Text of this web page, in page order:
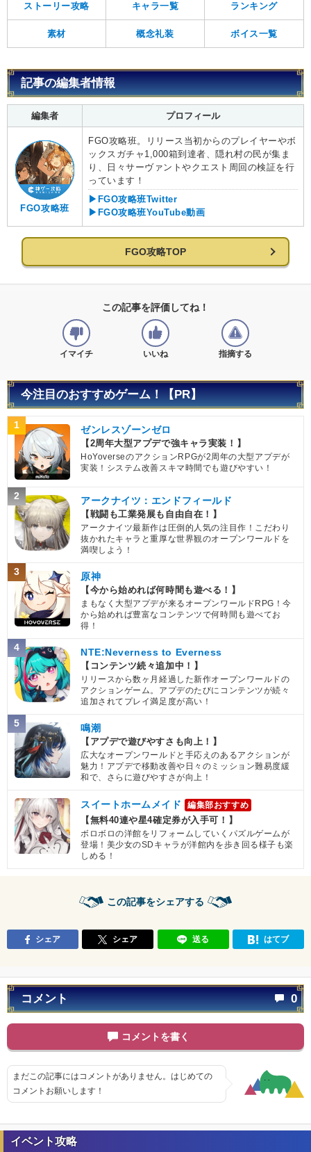
ストーリー攻略 キャラ一覧 ランキング
素材 概念礼装 ボイス一覧
記事の編集者情報
編集者 プロフィール
FGO攻略班
FGO攻略班。リリース当初からのプレイヤーやボ
ックスガチャ1,000箱到達者、隠れ村の民が集ま
り、日々サーヴァントやクエスト周回の検証を行
っています！
▶FGO攻略班Twitter
▶FGO攻略班YouTube動画
FGO攻略TOP
この記事を評価してね！
イマイチ いいね 指摘する
今注目のおすすめゲーム！【PR】
1 ゼンレスゾーンゼロ
【2周年大型アプデで強キャラ実装！】
HoYoverseのアクションRPGが2周年の大型アプデが
実装！システム改善スキマ時間でも遊びやすい！
2 アークナイツ：エンドフィールド
【戦闘も工業発展も自由自在！】
アークナイツ最新作は圧倒的人気の注目作！こだわり
抜かれたキャラと重厚な世界観のオープンワールドを
満喫しよう！
3 原神
【今から始めれば何時間も遊べる！】
まもなく大型アプデが来るオープンワールドRPG！今
から始めれば豊富なコンテンツで何時間も遊べてお
得！
4 NTE:Neverness to Everness
【コンテンツ続々追加中！】
リリースから数ヶ月経過した新作オープンワールドの
アクションゲーム。アプデのたびにコンテンツが続々
追加されてプレイ満足度が高い！
5 鳴潮
【アプデで遊びやすさも向上！】
広大なオープンワールドと手応えのあるアクションが
魅力！アプデで移動改善や日々のミッション難易度緩
和で、さらに遊びやすさが向上！
スイートホームメイド 編集部おすすめ
【無料40連や星4確定券が入手可！】
ボロボロの洋館をリフォームしていくパズルゲームが
登場！美少女のSDキャラが洋館内を歩き回る様子も楽
しめる！
この記事をシェアする
シェア シェア 送る はてブ
コメント 0
コメントを書く
まだこの記事にはコメントがありません。はじめての
コメントお願いします！
イベント攻略